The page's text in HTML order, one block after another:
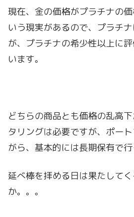
現在、金の価格がプラチナの
いう現実があるので、プラチ
が、プラチナの希少性以上に
います。
どちらの商品とも価格の乱高
タリングは必要ですが、ポー
がら、基本的には長期保有で行
延べ棒を拝める日は果たして
か。。。